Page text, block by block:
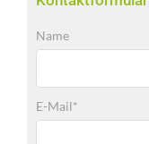
Name
E-Mail*